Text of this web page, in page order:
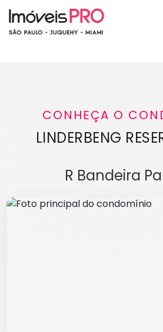
CONHEÇA O
LINDERBENG
R Bandeira